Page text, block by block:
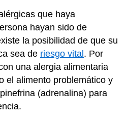
que haya
hayan sido de
la posibilidad de que su
sea de riesgo vital . Por
una alergia alimentaria
el alimento problemático y
(adrenalina) para